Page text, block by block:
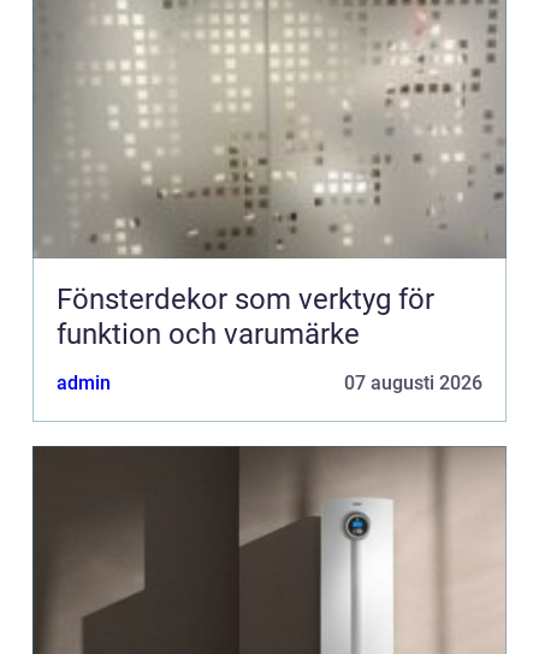
Fönsterdekor som verktyg för
funktion och varumärke
admin 07 augusti 2026